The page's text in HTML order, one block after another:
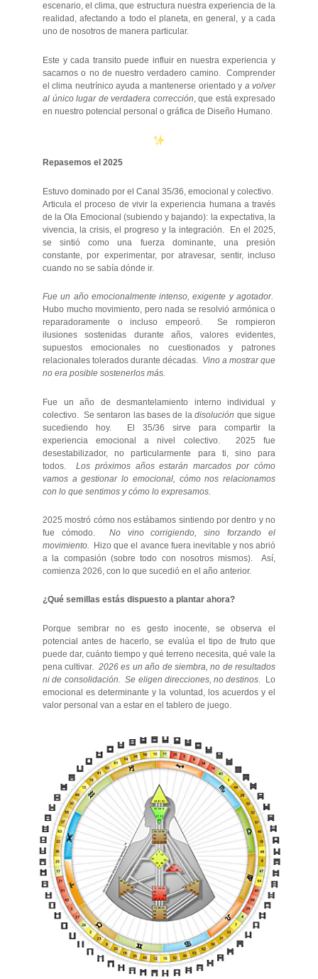
escenario, el clima, que estructura nuestra experiencia de la
realidad, afectando a todo el planeta, en general, y a cada
uno de nosotros de manera particular.
Este y cada transito puede influir en nuestra experiencia y
sacarnos o no de nuestro verdadero camino. Comprender
el clima neutrínico ayuda a mantenerse orientado y a volver
al único lugar de verdadera corrección , que está expresado
en nuestro potencial personal o gráfica de Diseño Humano.
Repasemos el 2025
Estuvo dominado por el Canal 35/36, emocional y colectivo.
Articula el proceso de vivir la experiencia humana a través
de la Ola Emocional (subiendo y bajando): la expectativa, la
vivencia, la crisis, el progreso y la integración. En el 2025,
se sintió como una fuerza dominante, una presión
constante, por experimentar, por atravesar, sentir, incluso
cuando no se sabía dónde ir.
Fue un año emocionalmente intenso, exigente y agotador.
Hubo mucho movimiento, pero nada se resolvió armónica o
reparadoramente o incluso empeoró. Se rompieron
ilusiones sostenidas durante años, valores evidentes,
supuestos emocionales no cuestionados y patrones
relacionales tolerados durante décadas. Vino a mostrar que
no era posible sostenerlos más.
Fue un año de desmantelamiento interno individual y
colectivo. Se sentaron las bases de ladisolución que sigue
sucediendo hoy. El 35/36 sirve para compartir la
experiencia emocional a nivel colectivo. 2025 fue
desestabilizador, no particularmente para ti, sino para
todos. Los próximos años estarán marcados por cómo
vamos a gestionar lo emocional, cómo nos relacionamos
con lo que sentimos y cómo lo expresamos.
2025 mostró cómo nos estábamos sintiendo por dentro y no
fue cómodo. No vino corrigiendo, sino forzando el
movimiento. Hizo que el avance fuera inevitable y nos abrió
a la compasión (sobre todo con nosotros mismos). Así,
comienza 2026, con lo que sucedió en el año anterior.
¿Qué semillas estás dispuesto a plantar ahora?
Porque sembrar no es gesto inocente, se observa el
potencial antes de hacerlo, se evalúa el tipo de fruto que
puede dar, cuánto tiempo y qué terreno necesita, qué vale la
pena cultivar.2026 es un año de siembra, no de resultados
ni de consolidación. Se eligen direcciones, no destinos. Lo
emocional es determinante y la voluntad, los acuerdos y el
valor personal van a estar en el tablero de juego.